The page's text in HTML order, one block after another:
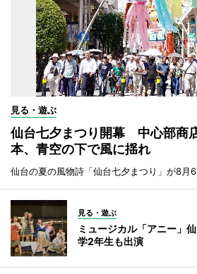
見る・遊ぶ
仙台七夕まつり開幕 中心部商
本、青空の下で風に揺れ
仙台の夏の風物詩「仙台七夕まつり」が8月6
見る・遊ぶ
ミュージカル「アニー」
学2年生も出演